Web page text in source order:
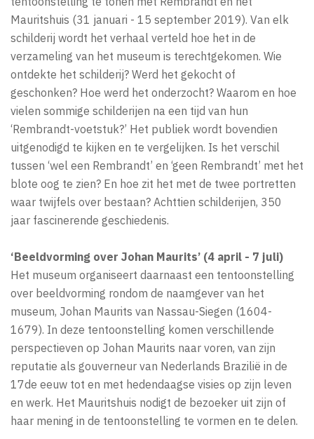
Mauritshuis (31 januari - 15 september 2019). Van elk
schilderij wordt het verhaal verteld hoe het in de
verzameling van het museum is terechtgekomen. Wie
ontdekte het schilderij? Werd het gekocht of
geschonken? Hoe werd het onderzocht? Waarom en hoe
vielen sommige schilderijen na een tijd van hun
‘Rembrandt-voetstuk?’ Het publiek wordt bovendien
uitgenodigd te kijken en te vergelijken. Is het verschil
tussen ‘wel een Rembrandt’ en ‘geen Rembrandt’ met het
blote oog te zien? En hoe zit het met de twee portretten
waar twijfels over bestaan? Achttien schilderijen, 350
jaar fascinerende geschiedenis.
‘Beeldvorming over Johan Maurits’ (4 april - 7 juli)
Het museum organiseert daarnaast een tentoonstelling
over beeldvorming rondom de naamgever van het
museum, Johan Maurits van Nassau-Siegen (1604-
1679). In deze tentoonstelling komen verschillende
perspectieven op Johan Maurits naar voren, van zijn
reputatie als gouverneur van Nederlands Brazilië in de
17de eeuw tot en met hedendaagse visies op zijn leven
en werk. Het Mauritshuis nodigt de bezoeker uit zijn of
haar mening in de tentoonstelling te vormen en te delen.